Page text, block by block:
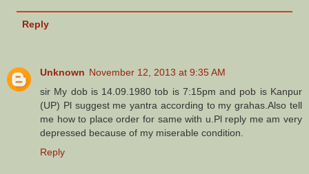
Reply
Unknown November 12, 2013 at 9:35 AM
sir My dob is 14.09.1980 tob is 7:15pm and pob is Kanpur
(UP) Pl suggest me yantra according to my grahas.Also tell
me how to place order for same with u.Pl reply me am very
depressed because of my miserable condition.
Reply